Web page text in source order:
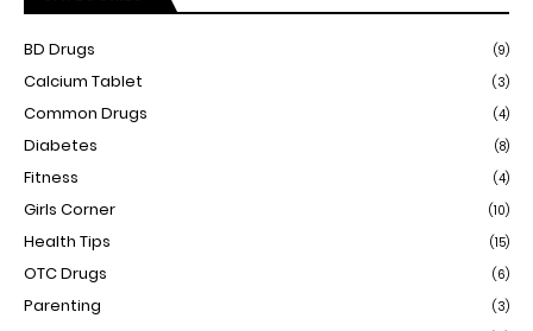
BD Drugs (9)
Calcium Tablet (3)
Common Drugs (4)
Diabetes (8)
Fitness (4)
Girls Corner (10)
Health Tips (15)
OTC Drugs (6)
Parenting (3)